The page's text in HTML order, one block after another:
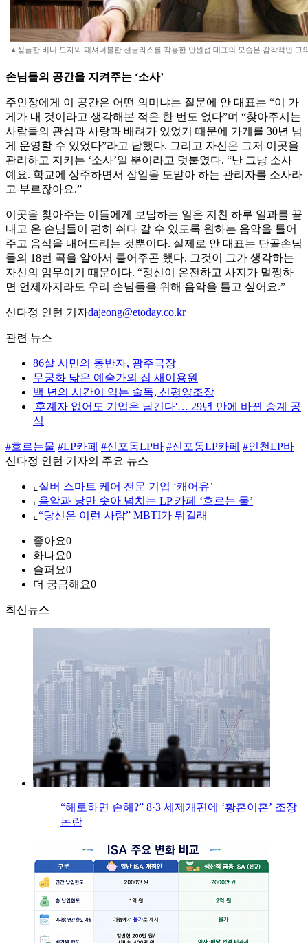
▲심플한 비니 모자와 패셔너블한 선글라스를 착용한 안원섭 대표의 모습은 감각적인 그
손님들의 공간을 지켜주는 ‘소사’
주인장에게 이 공간은 어떤 의미냐는 질문에 안 대표는 “이 가
게가 내 것이라고 생각해본 적은 한 번도 없다”며 “찾아주시는
사람들의 관심과 사랑과 배려가 있었기 때문에 가게를 30년 넘
게 운영할 수 있었다”라고 답했다. 그리고 자신은 그저 이곳을
관리하고 지키는 ‘소사’일 뿐이라고 덧붙였다. “난 그냥 소사
예요. 학교에 상주하면서 잡일을 도맡아 하는 관리자를 소사라
고 부르잖아요.”
이곳을 찾아주는 이들에게 보답하는 일은 지친 하루 일과를 끝
내고 온 손님들이 편히 쉬다 갈 수 있도록 원하는 음악을 틀어
주고 음식을 내어드리는 것뿐이다. 실제로 안 대표는 단골손님
들의 18번 곡을 알아서 틀어주곤 했다. 그것이 그가 생각하는
자신의 임무이기 때문이다. “정신이 온전하고 사지가 멀쩡하
면 언제까지라도 우리 손님들을 위해 음악을 틀고 싶어요.”
신다정 인턴 기자dajeong@etoday.co.kr
관련 뉴스
86살 시민의 동반자, 광주극장
무궁화 닮은 예술가의 집 새이용원
백 년의 시간이 익는 술독, 신평양조장
'후계자 없어도 기업은 남긴다'… 29년 만에 바뀐 승계 공
식
#흐르는물 #LP카페 #신포동LP바 #신포동LP카페 #인천LP바
신다정 인턴 기자의 주요 뉴스
⌞ 실버 스마트 케어 전문 기업 ‘캐어유’
⌞ 음악과 낭만 솟아 넘치는 LP 카페 ‘흐르는 물’
⌞ “당신은 이런 사람” MBTI가 뭐길래
좋아요0
화나요0
슬퍼요0
더 궁금해요0
최신뉴스
“해로하면 손해?” 8·3 세제개편에 ‘황혼이혼’ 조장
논란